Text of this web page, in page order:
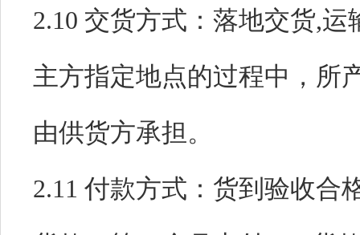
2.10 交货方式： 落地交货,运
主方指定地点的过程中，所
由供货方承担。
2.11 付款方式： 货到验收合